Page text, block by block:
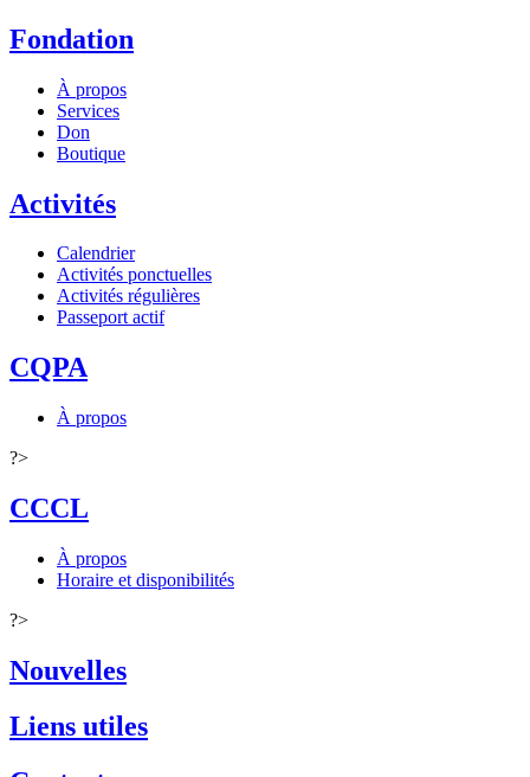
Fondation
À propos
Services
Don
Boutique
Activités
Calendrier
Activités ponctuelles
Activités régulières
Passeport actif
CQPA
À propos
?>
CCCL
À propos
Horaire et disponibilités
?>
Nouvelles
Liens utiles